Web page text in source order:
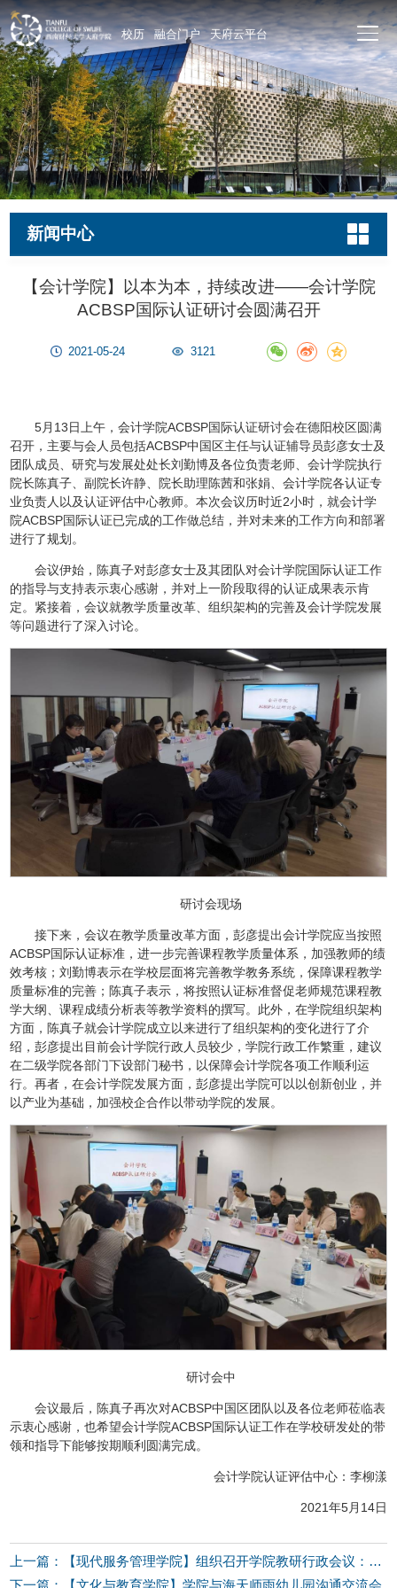
校历 融合门户 天府云平台
新闻中心
【会计学院】以本为本，持续改进——会计学院
ACBSP国际认证研讨会圆满召开
2021-05-24 3121
5月13日上午，会计学院ACBSP国际认证研讨会在德阳校区圆满
召开，主要与会人员包括ACBSP中国区主任与认证辅导员彭彦女士及
团队成员、研究与发展处处长刘勤博及各位负责老师、会计学院执行
院长陈真子、副院长许静、院长助理陈茜和张娟、会计学院各认证专
业负责人以及认证评估中心教师。本次会议历时近2小时，就会计学
院ACBSP国际认证已完成的工作做总结，并对未来的工作方向和部署
进行了规划。
会议伊始，陈真子对彭彦女士及其团队对会计学院国际认证工作
的指导与支持表示衷心感谢，并对上一阶段取得的认证成果表示肯
定。紧接着，会议就教学质量改革、组织架构的完善及会计学院发展
等问题进行了深入讨论。
研讨会现场
接下来，会议在教学质量改革方面，彭彦提出会计学院应当按照
ACBSP国际认证标准，进一步完善课程教学质量体系，加强教师的绩
效考核；刘勤博表示在学校层面将完善教学教务系统，保障课程教学
质量标准的完善；陈真子表示，将按照认证标准督促老师规范课程教
学大纲、课程成绩分析表等教学资料的撰写。此外，在学院组织架构
方面，陈真子就会计学院成立以来进行了组织架构的变化进行了介
绍，彭彦提出目前会计学院行政人员较少，学院行政工作繁重，建议
在二级学院各部门下设部门秘书，以保障会计学院各项工作顺利运
行。再者，在会计学院发展方面，彭彦提出学院可以以创新创业，并
以产业为基础，加强校企合作以带动学院的发展。
研讨会中
会议最后，陈真子再次对ACBSP中国区团队以及各位老师莅临表
示衷心感谢，也希望会计学院ACBSP国际认证工作在学校研发处的带
领和指导下能够按期顺利圆满完成。
会计学院认证评估中心：李柳漾
2021年5月14日
上一篇：【现代服务管理学院】组织召开学院教研行政会议：分工协作，重点突破
下一篇：【文化与教育学院】学院与海天师雨幼儿园沟通交流会